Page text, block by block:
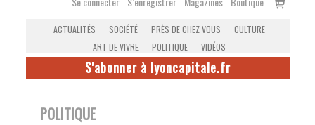
ACTUALITÉS SOCIÉTÉ PRÈS DE CHEZ VOUS
CULTURE
ART DE VIVRE
POLITIQUE VIDÉOS
S'abonner à lyoncapitale.fr
POLITIQUE